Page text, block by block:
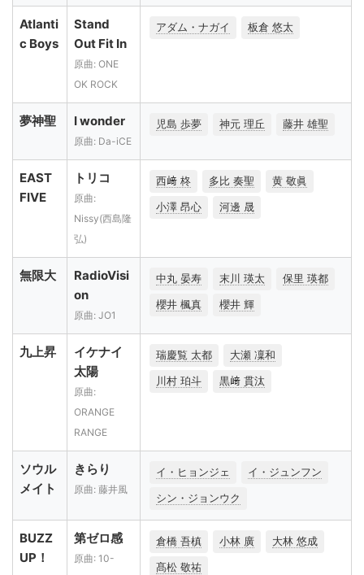
Atlanti
c Boys
Stand
Out Fit In
原曲: ONE
OK ROCK
アダム・ナガイ 板倉 悠太
夢神聖 I wonder
原曲: Da-iCE
児島 歩夢 神元 理丘 藤井 雄聖
EAST
FIVE
トリコ
原曲:
Nissy(西島隆
弘)
西﨑 柊 多比 奏聖 黄 敬眞
小澤 昂心 河邊 晟
無限大
RadioVisi
on
原曲: JO1
中丸 晏寿 末川 瑛太 保里 瑛都
櫻井 楓真 櫻井 輝
九上昇
イケナイ
太陽
原曲:
ORANGE
RANGE
瑞慶覧 太都 大瀬 凜和
川村 珀斗 黒﨑 貫汰
ソウル
メイト
きらり
原曲: 藤井風
イ・ヒョンジェ イ・ジュンフン
シン・ジョンウク
BUZZ
UP！
第ゼロ感
原曲: 10-
倉橋 吾槙 小林 廣 大林 悠成
髙松 敬祐